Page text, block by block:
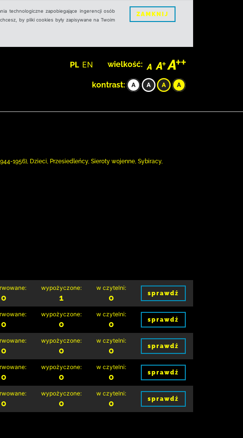
technologiczne zapobiegające ingerencji osób
by pliki cookies były zapisywane na Twoim
ZAMKNIJ
PL EN wielkość:
kontrast:
1956), Dzieci, Przesiedleńcy, Sieroty wojenne, Sybiracy,
0
wypożyczone:
1
w czytelni:
0 sprawdź
0
wypożyczone:
0
w czytelni:
0 sprawdź
0
wypożyczone:
0
w czytelni:
0 sprawdź
0
wypożyczone:
0
w czytelni:
0 sprawdź
0
wypożyczone:
0
w czytelni:
0 sprawdź